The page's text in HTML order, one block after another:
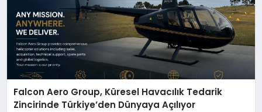
Falcon Aero Group, Küresel Havacılık Tedarik
Zincirinde Türkiye’den Dünyaya Açılıyor